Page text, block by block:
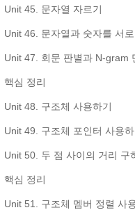
Unit 45. 문자열 자르기
Unit 46. 문자열과 숫자를 서
Unit 47. 회문 판별과 N-gram
핵심 정리
Unit 48. 구조체 사용하기
Unit 49. 구조체 포인터 사용하
Unit 50. 두 점 사이의 거리 구
핵심 정리
Unit 51. 구조체 멤버 정렬 사